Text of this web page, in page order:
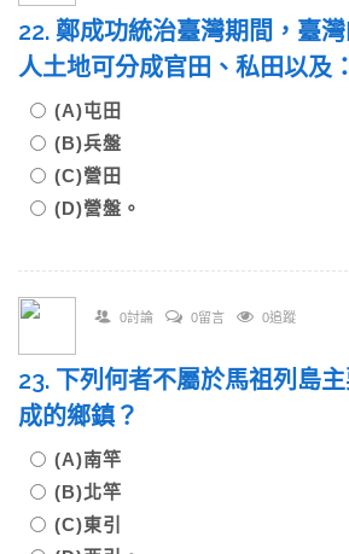
22. 鄭成功統治臺灣期間，臺
人土地可分成官田、私田以及：
(A)屯田
(B)兵盤
(C)營田
(D)營盤。
0討論 0留言 0追蹤
23. 下列何者不屬於馬祖列島
成的鄉鎮？
(A)南竿
(B)北竿
(C)東引